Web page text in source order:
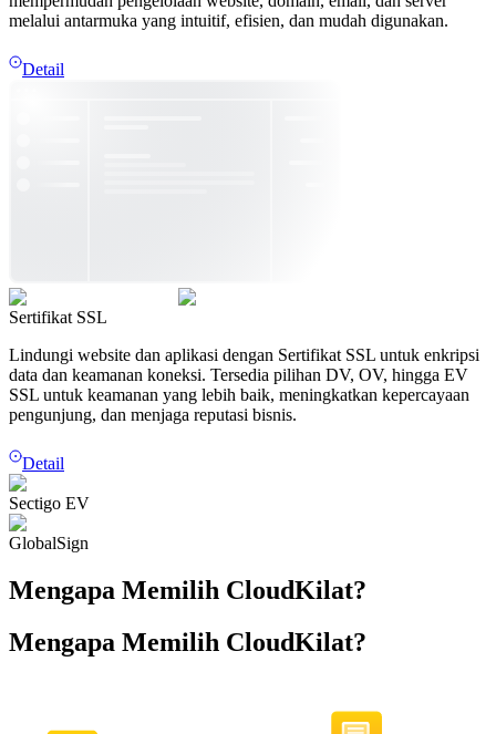
melalui antarmuka yang intuitif, efisien, dan mudah digunakan.
Detail
Sertifikat SSL
Lindungi website dan aplikasi dengan Sertifikat SSL untuk enkripsi
data dan keamanan koneksi. Tersedia pilihan DV, OV, hingga EV
SSL untuk keamanan yang lebih baik, meningkatkan kepercayaan
pengunjung, dan menjaga reputasi bisnis.
Detail
Sectigo EV
GlobalSign
Mengapa Memilih CloudKilat?
Mengapa Memilih CloudKilat?